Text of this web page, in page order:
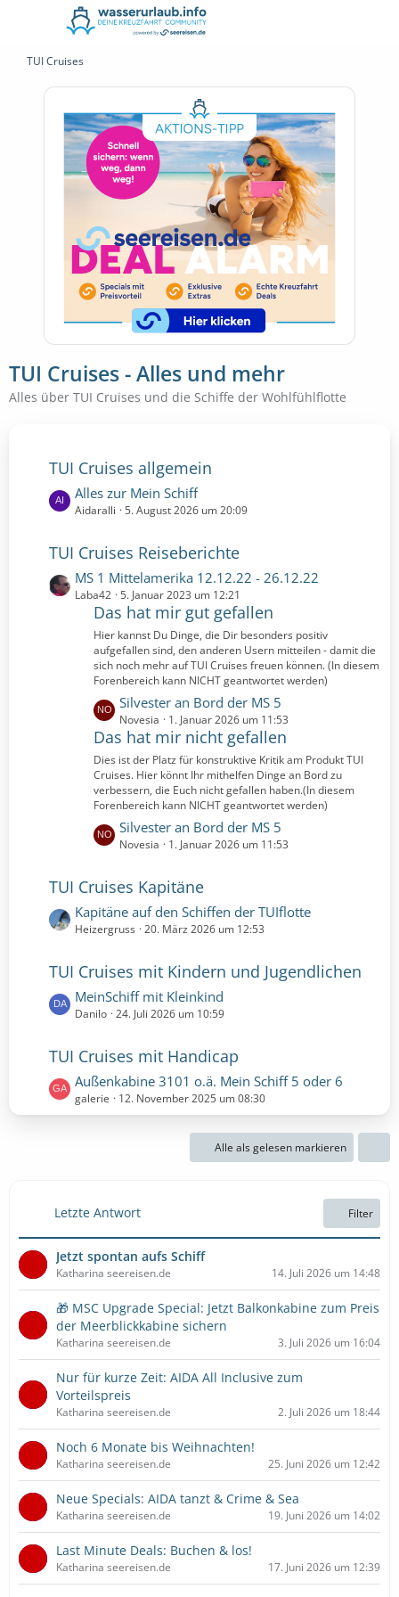
TUI Cruises
TUI Cruises - Alles und mehr
Alles über TUI Cruises und die Schiffe der Wohlfühlflotte
TUI Cruises allgemein
L
e
z
t
e
B
Alles zur Mein Schiff
Aidaralli 5. August 2026 um 20:09
TUI Cruises Reiseberichte
L
e
MS 1 Mittelamerika 12.12.22 - 26.12.22
Laba42 5. Januar 2023 um 12:21
Das hat mir gut gefallen
Hier kannst Du Dinge, die Dir besonders positiv
aufgefallen sind, den anderen Usern mitteilen - damit die
sich noch mehr auf TUI Cruises freuen können. (In diesem
Forenbereich kann NICHT geantwortet werden)
L
e
t
z
t
e
B
e
i
ä
g
e
Silvester an Bord der MS 5
Novesia 1. Januar 2026 um 11:53
Das hat mir nicht gefallen
Dies ist der Platz für konstruktive Kritik am Produkt TUI
Cruises. Hier könnt Ihr mithelfen Dinge an Bord zu
verbessern, die Euch nicht gefallen haben.(In diesem
Forenbereich kann NICHT geantwortet werden)
L
e
t
e
B
i
r
ä
e
Silvester an Bord der MS 5
Novesia 1. Januar 2026 um 11:53
TUI Cruises Kapitäne
L
e
z
t
e
B
i
r
Kapitäne auf den Schiffen der TUIflotte
Heizergruss 20. März 2026 um 12:53
TUI Cruises mit Kindern und Jugendlichen
L
e
z
t
e
B
e
g
MeinSchiff mit Kleinkind
Danilo 24. Juli 2026 um 10:59
TUI Cruises mit Handicap
L
e
t
e
t
g
Außenkabine 3101 o.ä. Mein Schiff 5 oder 6
galerie 12. November 2025 um 08:30
Alle als gelesen markieren
Letzte Antwort Filter
Jetzt spontan aufs Schiff
Katharina seereisen.de 14. Juli 2026 um 14:48
🎁 MSC Upgrade Special: Jetzt Balkonkabine zum Preis
der Meerblickkabine sichern
Katharina seereisen.de 3. Juli 2026 um 16:04
Nur für kurze Zeit: AIDA All Inclusive zum
Vorteilspreis
Katharina seereisen.de 2. Juli 2026 um 18:44
Noch 6 Monate bis Weihnachten!
Katharina seereisen.de 25. Juni 2026 um 12:42
Neue Specials: AIDA tanzt & Crime & Sea
Katharina seereisen.de 19. Juni 2026 um 14:02
Last Minute Deals: Buchen & los!
Katharina seereisen.de 17. Juni 2026 um 12:39